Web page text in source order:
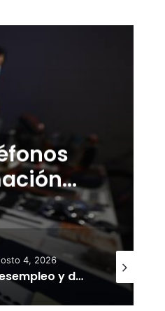
4, 2026
Desempleo y deudas deterioran la salud mental: investigador UST explica cómo las crisis económicas aumentan la ansiedad